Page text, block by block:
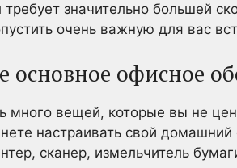
требует значительно большей
очень важную для вас
основное офисное
много вещей, которые вы не
настраивать свой
сканер, измельчитель